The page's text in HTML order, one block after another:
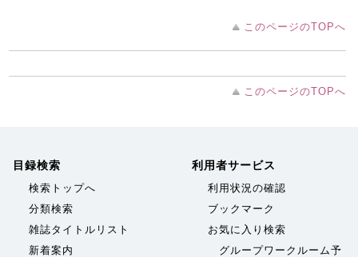
このページのTOPへ
このページのTOPへ
目録検索
検索トップへ
分類検索
雑誌タイトルリスト
新着案内
利用者サービス
利用状況の確認
ブックマーク
お気に入り検索
グループワークルーム予